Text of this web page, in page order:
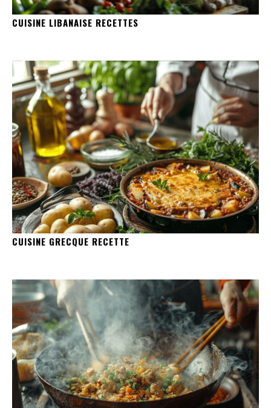
CUISINE LIBANAISE RECETTES
CUISINE GRECQUE RECETTE